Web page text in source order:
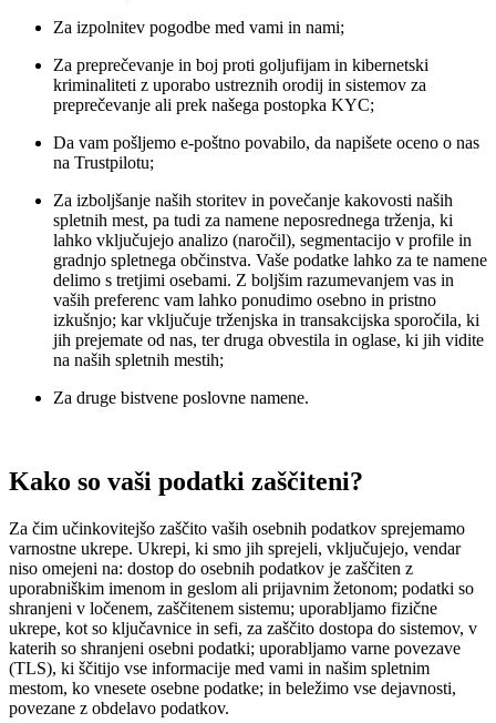
Za izpolnitev pogodbe med vami in nami;
Za preprečevanje in boj proti goljufijam in kibernetski
kriminaliteti z uporabo ustreznih orodij in sistemov za
preprečevanje ali prek našega postopka KYC;
Da vam pošljemo e-poštno povabilo, da napišete oceno o nas
na Trustpilotu;
Za izboljšanje naših storitev in povečanje kakovosti naših
spletnih mest, pa tudi za namene neposrednega trženja, ki
lahko vključujejo analizo (naročil), segmentacijo v profile in
gradnjo spletnega občinstva. Vaše podatke lahko za te namene
delimo s tretjimi osebami. Z boljšim razumevanjem vas in
vaših preferenc vam lahko ponudimo osebno in pristno
izkušnjo; kar vključuje trženjska in transakcijska sporočila, ki
jih prejemate od nas, ter druga obvestila in oglase, ki jih vidite
na naših spletnih mestih;
Za druge bistvene poslovne namene.
Kako so vaši podatki zaščiteni?
Za čim učinkovitejšo zaščito vaših osebnih podatkov sprejemamo
varnostne ukrepe. Ukrepi, ki smo jih sprejeli, vključujejo, vendar
niso omejeni na: dostop do osebnih podatkov je zaščiten z
uporabniškim imenom in geslom ali prijavnim žetonom; podatki so
shranjeni v ločenem, zaščitenem sistemu; uporabljamo fizične
ukrepe, kot so ključavnice in sefi, za zaščito dostopa do sistemov, v
katerih so shranjeni osebni podatki; uporabljamo varne povezave
(TLS), ki ščitijo vse informacije med vami in našim spletnim
mestom, ko vnesete osebne podatke; in beležimo vse dejavnosti,
povezane z obdelavo podatkov.